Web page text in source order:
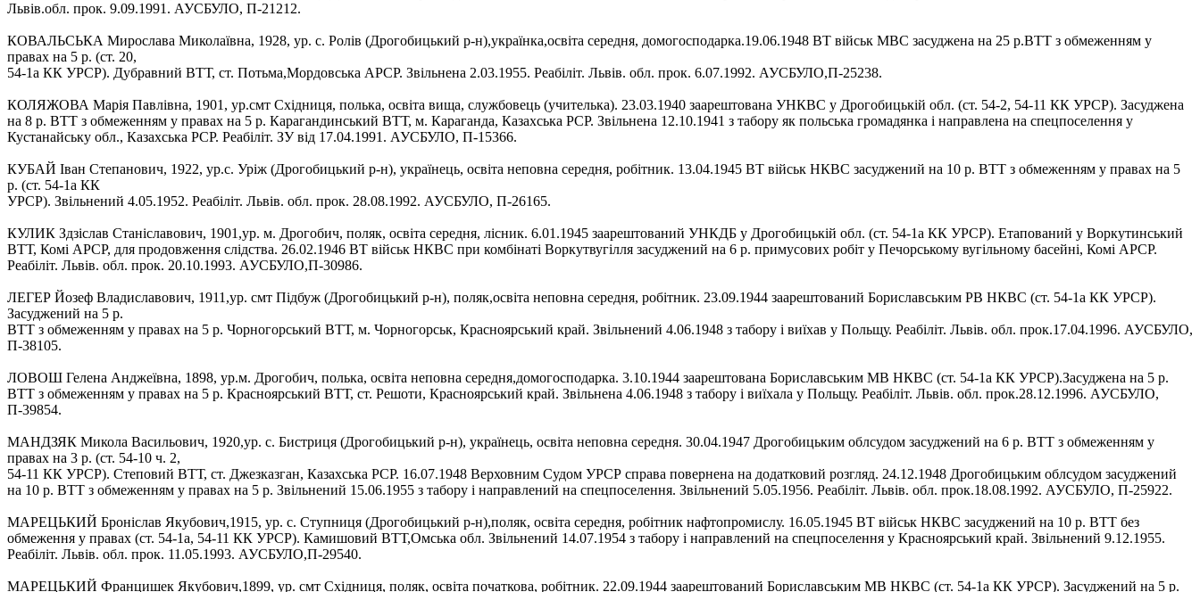
Львів.обл. прок. 9.09.1991. АУСБУЛО, П-21212.
КОВАЛЬСЬКА Мирослава Миколаївна, 1928, ур. с. Ролів (Дрогобицький р-н),українка,освіта середня, домогосподарка.19.06.1948 ВТ військ МВС засуджена на 25 р.ВТТ з обмеженням у
правах на 5 р. (ст. 20,
54-1а КК УРСР). Дубравний ВТТ, ст. Потьма,Мордовська АРСР. Звільнена 2.03.1955. Реабіліт. Львів. обл. прок. 6.07.1992. АУСБУЛО,П-25238.
КОЛЯЖОВА Марія Павлівна, 1901, ур.смт Східниця, полька, освіта вища, службовець (учителька). 23.03.1940 заарештована УНКВС у Дрогобицькій обл. (ст. 54-2, 54-11 КК УРСР). Засуджена
на 8 р. ВТТ з обмеженням у правах на 5 р. Карагандинський ВТТ, м. Караганда, Казахська РСР. Звільнена 12.10.1941 з табору як польська громадянка і направлена на спецпоселення у
Кустанайську обл., Казахська РСР. Реабіліт. ЗУ від 17.04.1991. АУСБУЛО, П-15366.
КУБАЙ Іван Степанович, 1922, ур.с. Уріж (Дрогобицький р-н), українець, освіта неповна середня, робітник. 13.04.1945 ВТ військ НКВС засуджений на 10 р. ВТТ з обмеженням у правах на 5
р. (ст. 54-1а КК
УРСР). Звільнений 4.05.1952. Реабіліт. Львів. обл. прок. 28.08.1992. АУСБУЛО, П-26165.
КУЛИК Здзіслав Станіславович, 1901,ур. м. Дрогобич, поляк, освіта середня, лісник. 6.01.1945 заарештований УНКДБ у Дрогобицькій обл. (ст. 54-1а КК УРСР). Етапований у Воркутинський
ВТТ, Комі АРСР, для продовження слідства. 26.02.1946 ВТ військ НКВС при комбінаті Воркутвугілля засуджений на 6 р. примусових робіт у Печорському вугільному басейні, Комі АРСР.
Реабіліт. Львів. обл. прок. 20.10.1993. АУСБУЛО,П-30986.
ЛЕГЕР Йозеф Владиславович, 1911,ур. смт Підбуж (Дрогобицький р-н), поляк,освіта неповна середня, робітник. 23.09.1944 заарештований Бориславським РВ НКВС (ст. 54-1а КК УРСР).
Засуджений на 5 р.
ВТТ з обмеженням у правах на 5 р. Чорногорський ВТТ, м. Чорногорськ, Красноярський край. Звільнений 4.06.1948 з табору і виїхав у Польщу. Реабіліт. Львів. обл. прок.17.04.1996. АУСБУЛО,
П-38105.
ЛОВОШ Гелена Анджеївна, 1898, ур.м. Дрогобич, полька, освіта неповна середня,домогосподарка. 3.10.1944 заарештована Бориславським МВ НКВС (ст. 54-1а КК УРСР).Засуджена на 5 р.
ВТТ з обмеженням у правах на 5 р. Красноярський ВТТ, ст. Решоти, Красноярський край. Звільнена 4.06.1948 з табору і виїхала у Польщу. Реабіліт. Львів. обл. прок.28.12.1996. АУСБУЛО,
П-39854.
МАНДЗЯК Микола Васильович, 1920,ур. с. Бистриця (Дрогобицький р-н), українець, освіта неповна середня. 30.04.1947 Дрогобицьким облсудом засуджений на 6 р. ВТТ з обмеженням у
правах на 3 р. (ст. 54-10 ч. 2,
54-11 КК УРСР). Степовий ВТТ, ст. Джезказган, Казахська РСР. 16.07.1948 Верховним Судом УРСР справа повернена на додатковий розгляд. 24.12.1948 Дрогобицьким облсудом засуджений
на 10 р. ВТТ з обмеженням у правах на 5 р. Звільнений 15.06.1955 з табору і направлений на спецпоселення. Звільнений 5.05.1956. Реабіліт. Львів. обл. прок.18.08.1992. АУСБУЛО, П-25922.
МАРЕЦЬКИЙ Броніслав Якубович,1915, ур. с. Ступниця (Дрогобицький р-н),поляк, освіта середня, робітник нафтопромислу. 16.05.1945 ВТ військ НКВС засуджений на 10 р. ВТТ без
обмеження у правах (ст. 54-1а, 54-11 КК УРСР). Камишовий ВТТ,Омська обл. Звільнений 14.07.1954 з табору і направлений на спецпоселення у Красноярський край. Звільнений 9.12.1955.
Реабіліт. Львів. обл. прок. 11.05.1993. АУСБУЛО,П-29540.
МАРЕЦЬКИЙ Францишек Якубович,1899, ур. смт Східниця, поляк, освіта початкова, робітник. 22.09.1944 заарештований Бориславським МВ НКВС (ст. 54-1а КК УРСР). Засуджений на 5 р.